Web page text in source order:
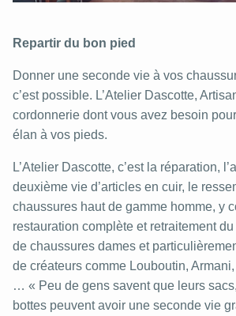
Repartir du bon pied
Donner une seconde vie à vos
c’est possible. L’Atelier Dascotte,
cordonnerie dont vous avez besoin
élan à vos pieds.
L’Atelier Dascotte, c’est la réparation,
deuxième vie d’articles en cuir, le
chaussures haut de gamme homme, y
restauration complète et retraitement
de chaussures dames et
de créateurs comme Louboutin,
… « Peu de gens savent que leurs
bottes peuvent avoir une seconde vie